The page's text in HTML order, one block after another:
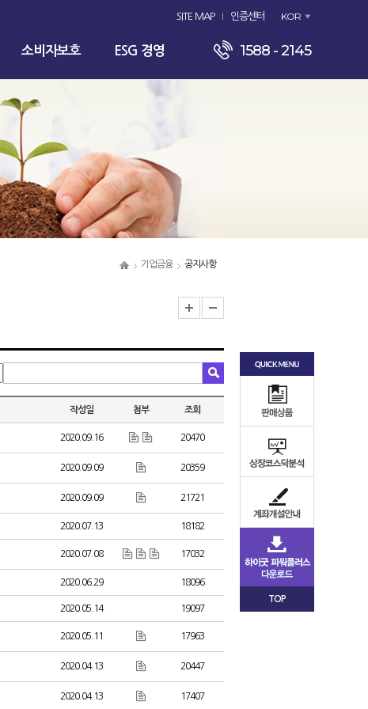
SITE MAP 인증센터 KOR
소비자보호 ESG 경영 1588 - 2145
기업금융 공지사항
작성일 첨부 조회
2020.09.16 20470
2020.09.09 20359
2020.09.09 21721
2020.07.13 18182
2020.07.08 17032
2020.06.29 18096
2020.05.14 19097
2020.05.11 17963
2020.04.13 20447
2020.04.13 17407
TOP